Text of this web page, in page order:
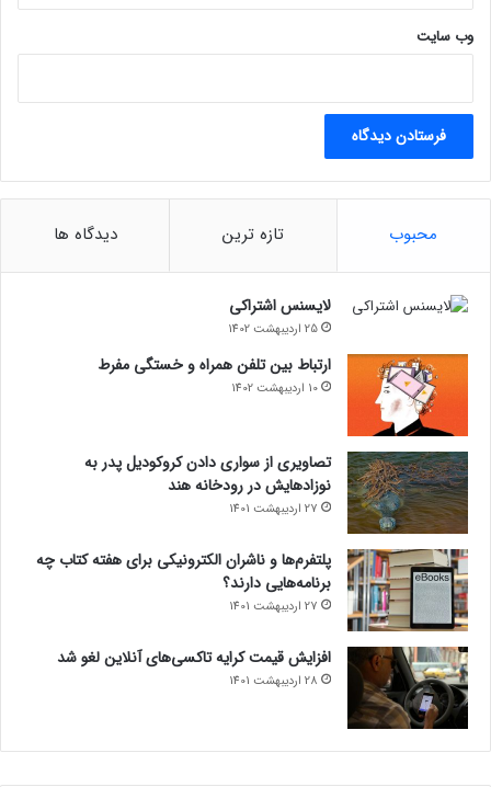
وب‌ سایت
محبوب تازه ترین دیدگاه ها
لایسنس اشتراکی
25 اردیبهشت 1402
ارتباط بین تلفن همراه و خستگی مفرط
10 اردیبهشت 1402
تصاویری از سواری دادن کروکودیل پدر به
نوزادهایش در رودخانه هند
27 اردیبهشت 1401
پلتفرم‌ها و ناشران الکترونیکی برای هفته کتاب چه
برنامه‌هایی دارند؟
27 اردیبهشت 1401
افزایش قیمت کرایه تاکسی‌های آنلاین لغو شد
28 اردیبهشت 1401